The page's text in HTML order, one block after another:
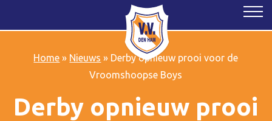
Home » Nieuws » Derby opnieuw prooi voor de
Vroomshoopse Boys
Derby opnieuw prooi